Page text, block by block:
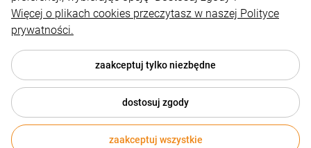
netto
Informacje
© 2026 reklamydrukarnia.pl . Wszelkie prawa zastrzeżone.
Shoper.pl
Więcej o plikach cookies przeczytasz w naszej Polityce
prywatności.
zaakceptuj tylko niezbędne
dostosuj zgody
zaakceptuj wszystkie